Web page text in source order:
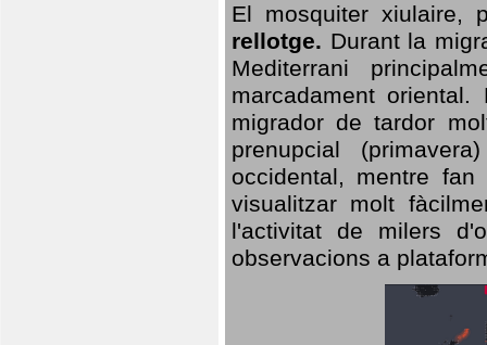
El mosquiter xiulaire,
rellotge. Durant la
Mediterrani
marcadament
migrador de tardor
prenupcial
occidental, mentre
visualitzar molt
l'activitat de milers
observacions a